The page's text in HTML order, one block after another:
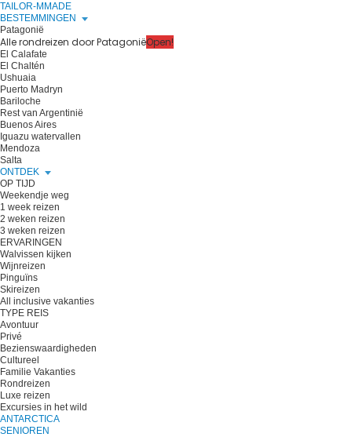
TAILOR-MMADE
BESTEMMINGEN
Patagonië
Alle rondreizen door PatagoniëOpen!
El Calafate
El Chaltén
Ushuaia
Puerto Madryn
Bariloche
Rest van Argentinië
Buenos Aires
Iguazu watervallen
Mendoza
Salta
ONTDEK
OP TIJD
Weekendje weg
1 week reizen
2 weken reizen
3 weken reizen
ERVARINGEN
Walvissen kijken
Wijnreizen
Pinguïns
Skireizen
All inclusive vakanties
TYPE REIS
Avontuur
Privé
Bezienswaardigheden
Cultureel
Familie Vakanties
Rondreizen
Luxe reizen
Excursies in het wild
ANTARCTICA
SENIOREN